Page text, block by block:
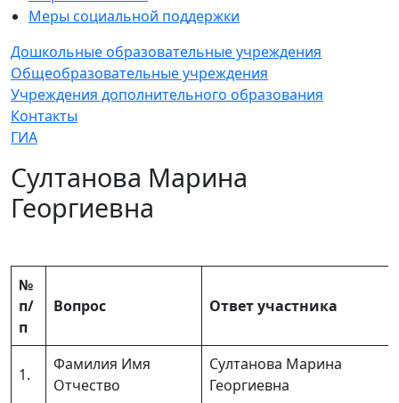
Меры социальной поддержки
Дошкольные образовательные учреждения
Общеобразовательные учреждения
Учреждения дополнительного образования
Контакты
ГИА
Султанова Марина
Георгиевна
№
п/
п
Вопрос Ответ участника
1.
Фамилия Имя
Отчество
Султанова Марина
Георгиевна